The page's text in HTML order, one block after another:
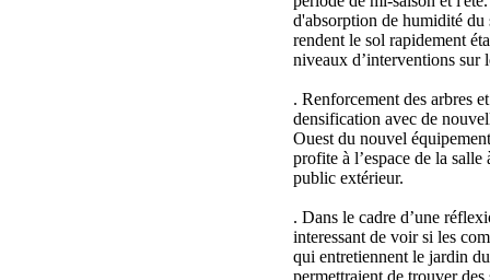
d'absorption de humidité
rendent le sol rapidement
niveaux d’interventions sur
. Renforcement des arbres
densification avec de
Ouest du nouvel
profite à l’espace de la salle
public extérieur.
. Dans le cadre d’une
interessant de voir si les
qui entretiennent le jardin
permettraient de trouver